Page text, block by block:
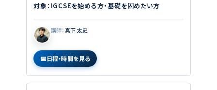
対象：IGCSEを始める方・基礎を固めたい方
講師： 真下 太史
日程・時間を見る